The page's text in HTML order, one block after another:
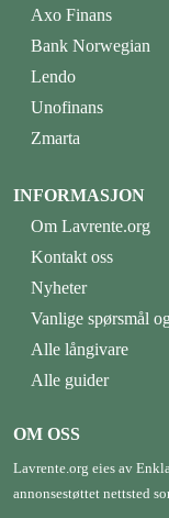
Axo Finans
Bank Norwegian
Lendo
Unofinans
Zmarta
INFORMASJON
Om Lavrente.org
Kontakt oss
Nyheter
Vanlige spørsmål
Alle långivare
Alle guider
OM OSS
Lavrente.org eies av
annonsestøttet nettsted